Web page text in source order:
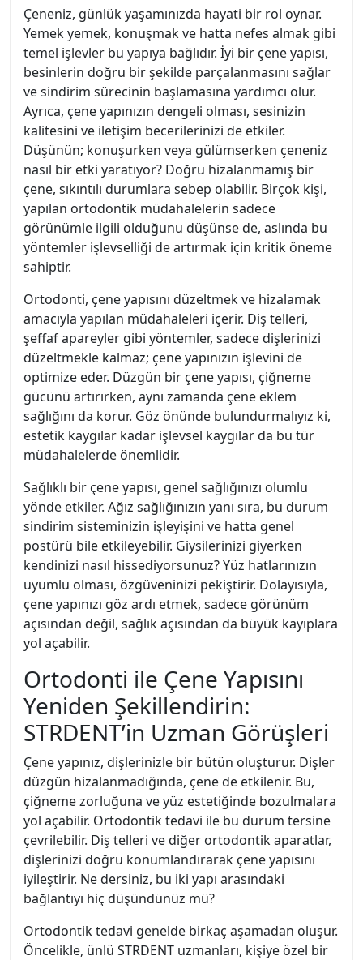
Çeneniz, günlük yaşamınızda hayati bir rol oynar.
Yemek yemek, konuşmak ve hatta nefes almak gibi
temel işlevler bu yapıya bağlıdır. İyi bir çene yapısı,
besinlerin doğru bir şekilde parçalanmasını sağlar
ve sindirim sürecinin başlamasına yardımcı olur.
Ayrıca, çene yapınızın dengeli olması, sesinizin
kalitesini ve iletişim becerilerinizi de etkiler.
Düşünün; konuşurken veya gülümserken çeneniz
nasıl bir etki yaratıyor? Doğru hizalanmamış bir
çene, sıkıntılı durumlara sebep olabilir. Birçok kişi,
yapılan ortodontik müdahalelerin sadece
görünümle ilgili olduğunu düşünse de, aslında bu
yöntemler işlevselliği de artırmak için kritik öneme
sahiptir.
Ortodonti, çene yapısını düzeltmek ve hizalamak
amacıyla yapılan müdahaleleri içerir. Diş telleri,
şeffaf apareyler gibi yöntemler, sadece dişlerinizi
düzeltmekle kalmaz; çene yapınızın işlevini de
optimize eder. Düzgün bir çene yapısı, çiğneme
gücünü artırırken, aynı zamanda çene eklem
sağlığını da korur. Göz önünde bulundurmalıyız ki,
estetik kaygılar kadar işlevsel kaygılar da bu tür
müdahalelerde önemlidir.
Sağlıklı bir çene yapısı, genel sağlığınızı olumlu
yönde etkiler. Ağız sağlığınızın yanı sıra, bu durum
sindirim sisteminizin işleyişini ve hatta genel
postürü bile etkileyebilir. Giysilerinizi giyerken
kendinizi nasıl hissediyorsunuz? Yüz hatlarınızın
uyumlu olması, özgüveninizi pekiştirir. Dolayısıyla,
çene yapınızı göz ardı etmek, sadece görünüm
açısından değil, sağlık açısından da büyük kayıplara
yol açabilir.
Ortodonti ile Çene Yapısını
Yeniden Şekillendirin:
STRDENT’in Uzman Görüşleri
Çene yapınız, dişlerinizle bir bütün oluşturur. Dişler
düzgün hizalanmadığında, çene de etkilenir. Bu,
çiğneme zorluğuna ve yüz estetiğinde bozulmalara
yol açabilir. Ortodontik tedavi ile bu durum tersine
çevrilebilir. Diş telleri ve diğer ortodontik aparatlar,
dişlerinizi doğru konumlandırarak çene yapısını
iyileştirir. Ne dersiniz, bu iki yapı arasındaki
bağlantıyı hiç düşündünüz mü?
Ortodontik tedavi genelde birkaç aşamadan oluşur.
Öncelikle, ünlü STRDENT uzmanları, kişiye özel bir